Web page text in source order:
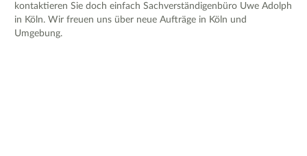
kontaktieren Sie doch einfach Sachverständigenbüro Uwe Adolph
in Köln. Wir freuen uns über neue Aufträge in Köln und
Umgebung.